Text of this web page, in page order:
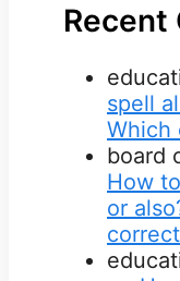
Recent
spell
Which
board
How
or